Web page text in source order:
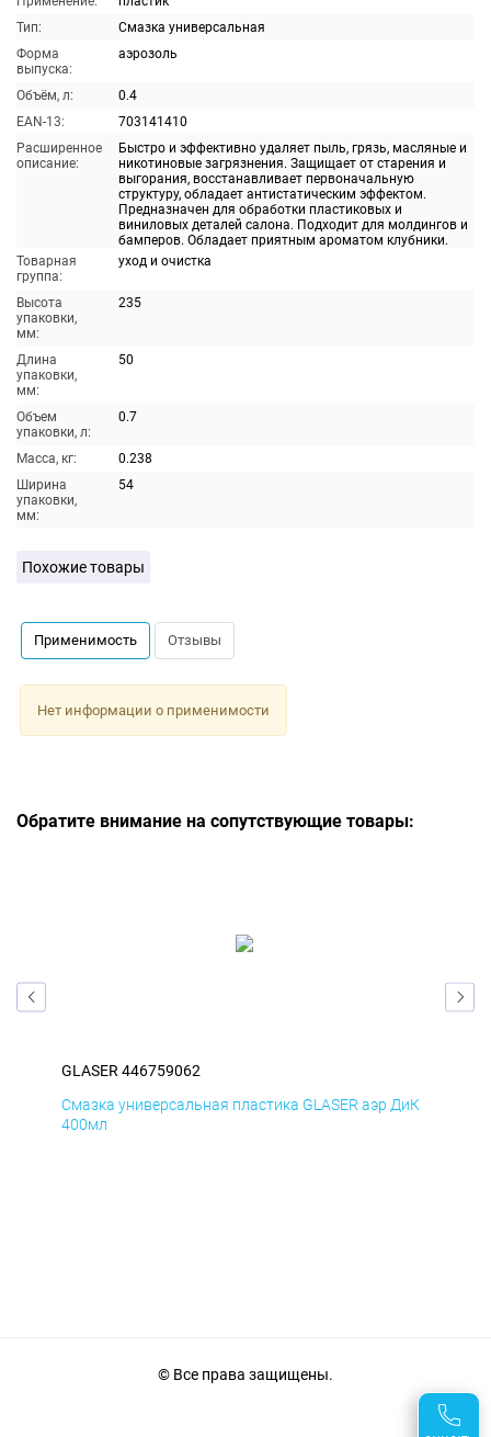
Тип:
Смазка универсальная
Форма
выпуска:
аэрозоль
Объём, л:
0.4
EAN-13:
703141410
Расширенное
описание:
Быстро и эффективно удаляет пыль, грязь, масляные и
никотиновые загрязнения. Защищает от старения и
выгорания, восстанавливает первоначальную
структуру, обладает антистатическим эффектом.
Предназначен для обработки пластиковых и
виниловых деталей салона. Подходит для молдингов и
бамперов. Обладает приятным ароматом клубники.
Товарная
группа:
уход и очистка
Высота
упаковки,
мм:
235
Длина
упаковки,
мм:
50
Объем
упаковки, л:
0.7
Масса, кг:
0.238
Ширина
упаковки,
мм:
54
Похожие товары
Применимость Отзывы
Нет информации о применимости
Обратите внимание на сопутствующие товары:
GLASER 446759062
Смазка универсальная пластика GLASER аэр ДиК
400мл
© Все права защищены.